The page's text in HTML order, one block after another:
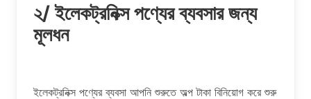
২/ ইলেকট্রনিক্স পণ্যের ব্যবসার জন্য
মূলধন
ইলেকট্রনিক্স পণ্যের ব্যবসা আপনি শুরুতে অল্প টাকা বিনিয়োগ করে শুরু